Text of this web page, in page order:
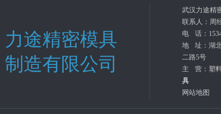
力途精密模具
制造有限公司
武汉力途精
联系人：周
电 话：
地 址：湖
二路5号
主 营：塑
具
网站地图